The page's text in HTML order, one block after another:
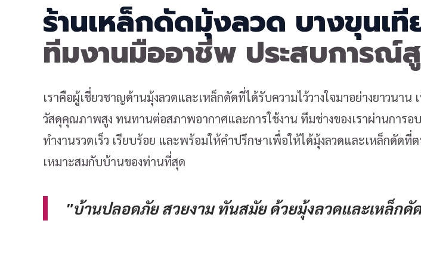
ร้านเหล็กดัดมุ้งลวด บางขุนเที
ทีมงานมืออาชีพ ประสบการณ์
เราคือผู้เชี่ยวชาญด้านมุ้งลวดและเหล็กดัดที่ได้รับความไว้วางใจมาอย่างยาวนาน
วัสดุคุณภาพสูง ทนทานต่อสภาพอากาศและการใช้งาน ทีมช่างของเราผ่านการอ
ทำงานรวดเร็ว เรียบร้อย และพร้อมให้คำปรึกษาเพื่อให้ได้มุ้งลวดและเหล็กดัดที่ต
เหมาะสมกับบ้านของท่านที่สุด
"บ้านปลอดภัย สวยงาม ทันสมัย ด้วยมุ้งลวดและเหล็กดัด